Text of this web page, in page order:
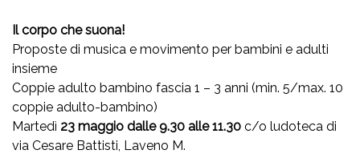
Il corpo che suona!
Proposte di musica e movimento per bambini e adulti
insieme
Coppie adulto bambino fascia 1 – 3 anni (min. 5/max. 10
coppie adulto-bambino)
Martedì 23 maggio dalle 9.30 alle 11.30 c/o ludoteca di
via Cesare Battisti, Laveno M.